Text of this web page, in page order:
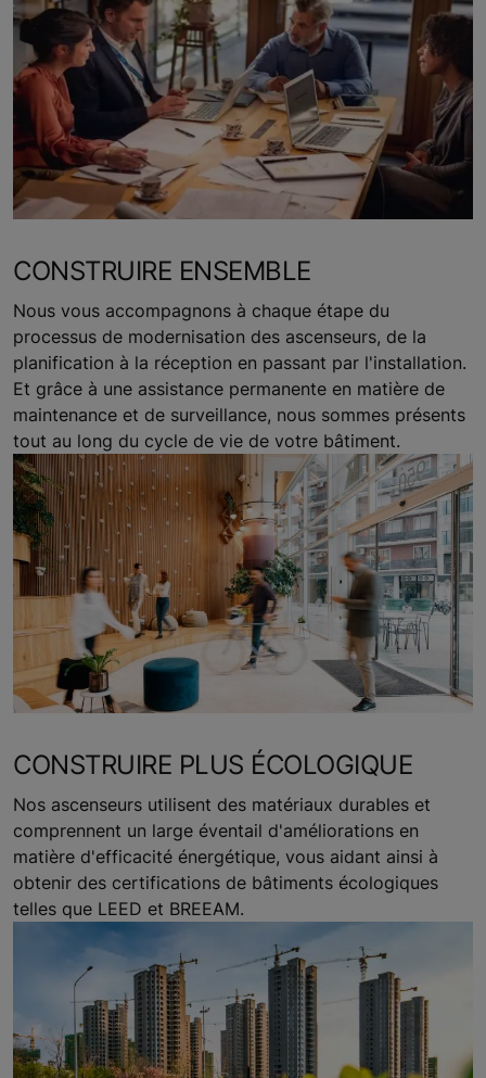
CONSTRUIRE ENSEMBLE
Nous vous accompagnons à chaque étape du
processus de modernisation des ascenseurs, de la
planification à la réception en passant par l'installation.
Et grâce à une assistance permanente en matière de
maintenance et de surveillance, nous sommes présents
tout au long du cycle de vie de votre bâtiment.
CONSTRUIRE PLUS ÉCOLOGIQUE
Nos ascenseurs utilisent des matériaux durables et
comprennent un large éventail d'améliorations en
matière d'efficacité énergétique, vous aidant ainsi à
obtenir des certifications de bâtiments écologiques
telles que LEED et BREEAM.